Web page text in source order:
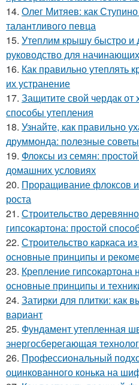
14. Олег Митяев: как
талантливого певца
15. Утеплим крышу быстро и
руководство для начинающих
16. Как правильно утеплять
их устранение
17. Защитите свой чердак
способы утепления
18. Узнайте, как правильно
друммонда: полезные советы
19. Флоксы из семян:
домашних условиях
20. Проращивание флоксов
роста
21. Строительство
гипсокартона: простой
22. Строительство каркаса
основные принципы и
23. Крепление
основные принципы и
24. Затирки для плитки: как
вариант
25. Фундамент утепленная
энергосберегающая
26. Профессиональный
оцинкованного конька на